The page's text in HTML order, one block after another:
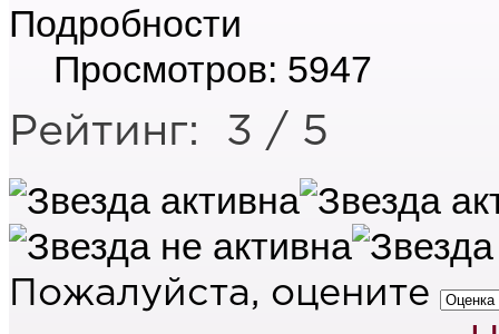
Подробности
Просмотров: 5947
Рейтинг: 3 / 5
Пожалуйста, оцените